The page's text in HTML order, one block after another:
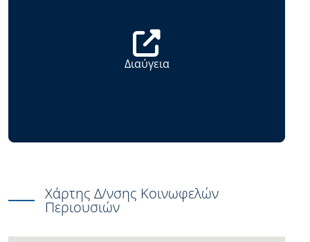
Διαύγεια
Χάρτης Δ/νσης Κοινωφελών
Περιουσιών